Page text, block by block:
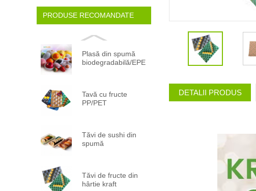
PRODUSE RECOMANDATE
Plasă din spumă
biodegradabilă/EPE
Tavă cu fructe
PP/PET
Tăvi de sushi din
spumă
Tăvi de fructe din
hârtie kraft
DETALII PRODUS